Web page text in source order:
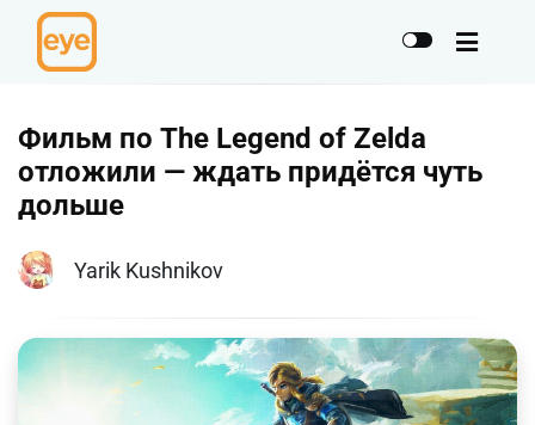
Фильм по The Legend of Zelda
отложили — ждать придётся чуть
дольше
Yarik Kushnikov